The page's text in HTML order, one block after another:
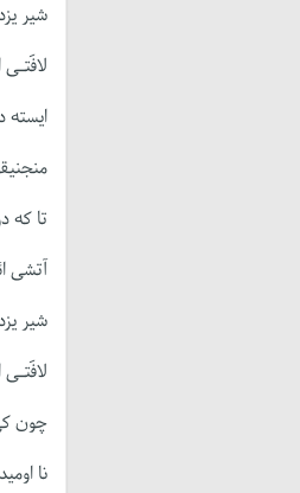
شیر
ایسته
تا که
آتشی
شیر
چون
نا